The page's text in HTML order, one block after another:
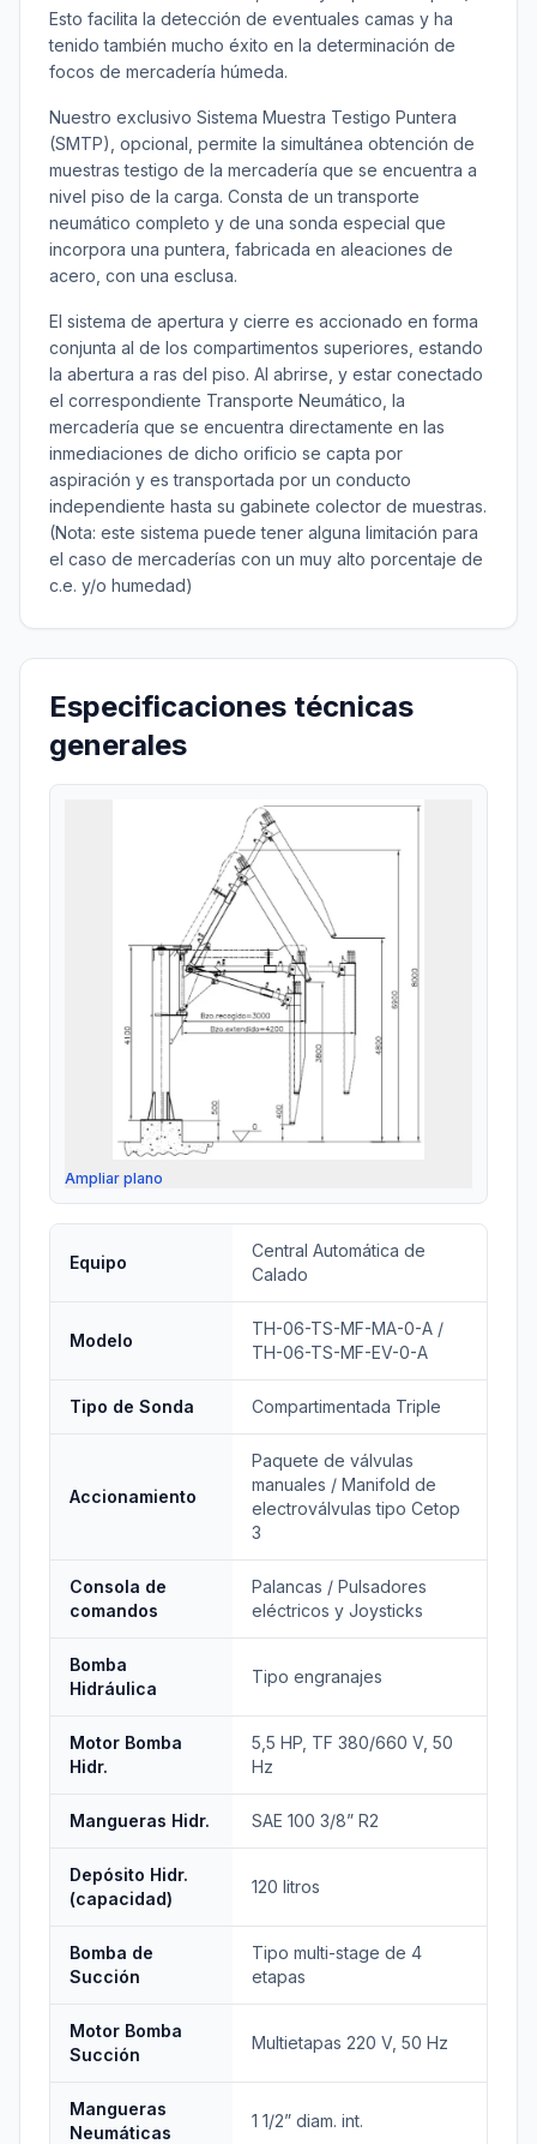
Esto facilita la detección de eventuales camas y ha
tenido también mucho éxito en la determinación de
focos de mercadería húmeda.
Nuestro exclusivo Sistema Muestra Testigo Puntera
(SMTP), opcional, permite la simultánea obtención de
muestras testigo de la mercadería que se encuentra a
nivel piso de la carga. Consta de un transporte
neumático completo y de una sonda especial que
incorpora una puntera, fabricada en aleaciones de
acero, con una esclusa.
El sistema de apertura y cierre es accionado en forma
conjunta al de los compartimentos superiores, estando
la abertura a ras del piso. Al abrirse, y estar conectado
el correspondiente Transporte Neumático, la
mercadería que se encuentra directamente en las
inmediaciones de dicho orificio se capta por
aspiración y es transportada por un conducto
independiente hasta su gabinete colector de muestras.
(Nota: este sistema puede tener alguna limitación para
el caso de mercaderías con un muy alto porcentaje de
c.e. y/o humedad)
Especificaciones técnicas
generales
Ampliar plano
Equipo
Central Automática de
Calado
Modelo
TH-06-TS-MF-MA-0-A /
TH-06-TS-MF-EV-0-A
Tipo de Sonda Compartimentada Triple
Accionamiento
Paquete de válvulas
manuales / Manifold de
electroválvulas tipo Cetop
3
Consola de
comandos
Palancas / Pulsadores
eléctricos y Joysticks
Bomba
Hidráulica
Tipo engranajes
Motor Bomba
Hidr.
5,5 HP, TF 380/660 V, 50
Hz
Mangueras Hidr. SAE 100 3/8” R2
Depósito Hidr.
(capacidad)
120 litros
Bomba de
Succión
Tipo multi-stage de 4
etapas
Motor Bomba
Succión
Multietapas 220 V, 50 Hz
Mangueras
Neumáticas
1 1/2” diam. int.